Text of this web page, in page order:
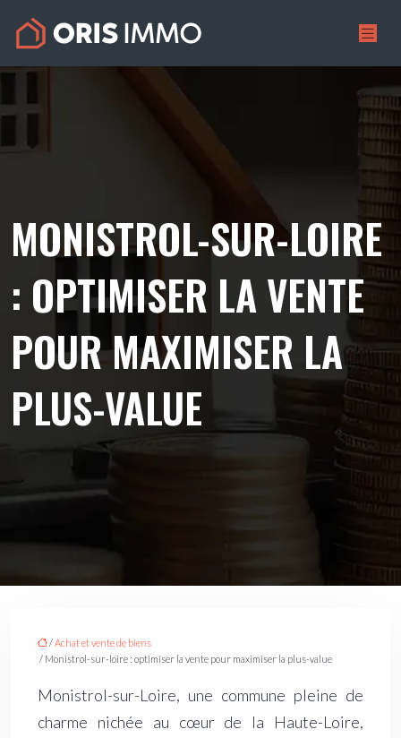
MONISTROL-SUR-LOIRE
: OPTIMISER LA VENTE
POUR MAXIMISER LA
PLUS-VALUE
/Achat et vente de biens
/ Monistrol-sur-loire : optimiser la vente pour maximiser la plus-value
Monistrol-sur-Loire, une commune pleine de
charme nichée au cœur de la Haute-Loire,